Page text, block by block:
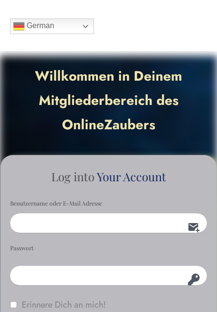
German
Willkommen in Deinem
Mitgliederbereich des
OnlineZaubers
Log intoYour Account
Benutzername oder E-Mail Adresse
Passwort
Erinnere Dich an mich!